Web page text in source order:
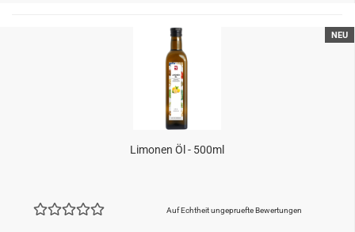
NEU
Limonen Öl - 500ml
Auf Echtheit ungepruefte Bewertungen